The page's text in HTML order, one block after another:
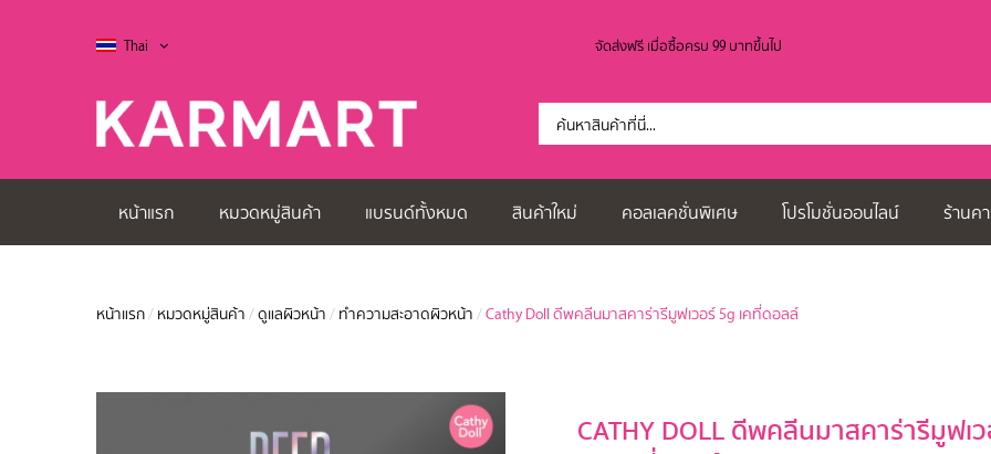
Thai จัดส่งฟรี เมื่อซื้อครบ 99 บาทขึ้นไป
หน้าแรก หมวดหมู่สินค้า แบรนด์ทั้งหมด สินค้าใหม่ คอลเลคชั่นพิเศษ โปรโมชั่นออนไลน์ ร้านค
หน้าแรก / หมวดหมู่สินค้า /ดูแลผิวหน้า / ทำความสะอาดผิวหน้า /Cathy Doll ดีพคลีนมาสคาร่ารีมูฟเวอร์ 5g เคที่ดอลล์
CATHY DOLL ดีพคลีนมาสคาร่ารีมูฟเ